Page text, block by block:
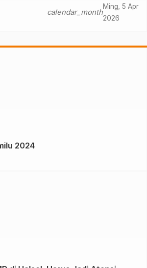
Deklarasikan Damai
calendar_month
Ming, 5 Apr
2026
2024